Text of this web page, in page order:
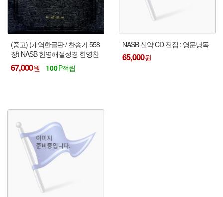
(중고) (개역한글판 / 찬송가 558
장) NASB 한영해설성경 한영찬
송가 - (대중소, 색인 또는 무색
인) : 랜덤으로 보내 드림 !
67,000 100
NASB 신약 CD 전집 : 영문낭독
65,000